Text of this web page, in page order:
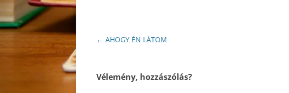
Bejegyzés
← AHOGY ÉN LÁTOM
Vélemény, hozzászólás?